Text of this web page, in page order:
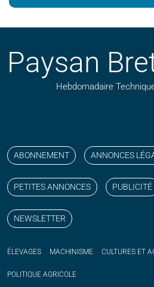
Paysan
Hebdomadaire
ABONNEMENT ANNONCES
PETITES ANNONCES PUBLICITÉ
NEWSLETTER
ÉLEVAGES MACHINISME CULTURES ET
POLITIQUE AGRICOLE